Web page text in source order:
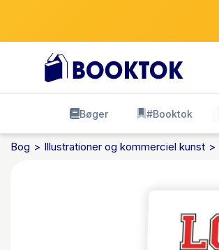
Bøger #Booktok
Bog Illustrationer og kommerciel kunst